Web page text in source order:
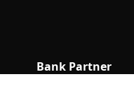
Bank Partner